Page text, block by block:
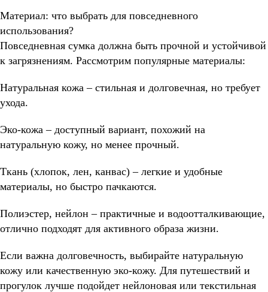
Материал: что выбрать для повседневного
использования?
Повседневная сумка должна быть прочной и устойчивой
к загрязнениям. Рассмотрим популярные материалы:
Натуральная кожа – стильная и долговечная, но требует
ухода.
Эко-кожа – доступный вариант, похожий на
натуральную кожу, но менее прочный.
Ткань (хлопок, лен, канвас) – легкие и удобные
материалы, но быстро пачкаются.
Полиэстер, нейлон – практичные и водоотталкивающие,
отлично подходят для активного образа жизни.
Если важна долговечность, выбирайте натуральную
кожу или качественную эко-кожу. Для путешествий и
прогулок лучше подойдет нейлоновая или текстильная